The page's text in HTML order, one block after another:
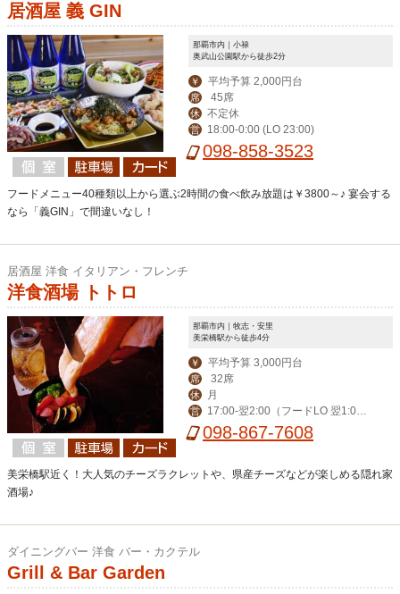
居酒屋 義 GIN
那覇市内｜小禄
奥武山公園駅から徒歩2分
￥ 平均予算 2,000円台
席 45席
休 不定休
営 18:00-0:00 (LO 23:00)
098-858-3523
フードメニュー40種類以上から選ぶ2時間の食べ飲み放題は￥3800～♪ 宴会する
なら「義GIN」で間違いなし！
居酒屋 洋食 イタリアン・フレンチ
洋食酒場 トトロ
那覇市内｜牧志・安里
美栄橋駅から徒歩4分
￥ 平均予算 3,000円台
席 32席
休 月
営
17:00-翌2:00（フードLO 翌1:0
0）098-867-7608
美栄橋駅近く！大人気のチーズラクレットや、県産チーズなどが楽しめる隠れ家
酒場♪
ダイニングバー 洋食 バー・カクテル
Grill & Bar Garden